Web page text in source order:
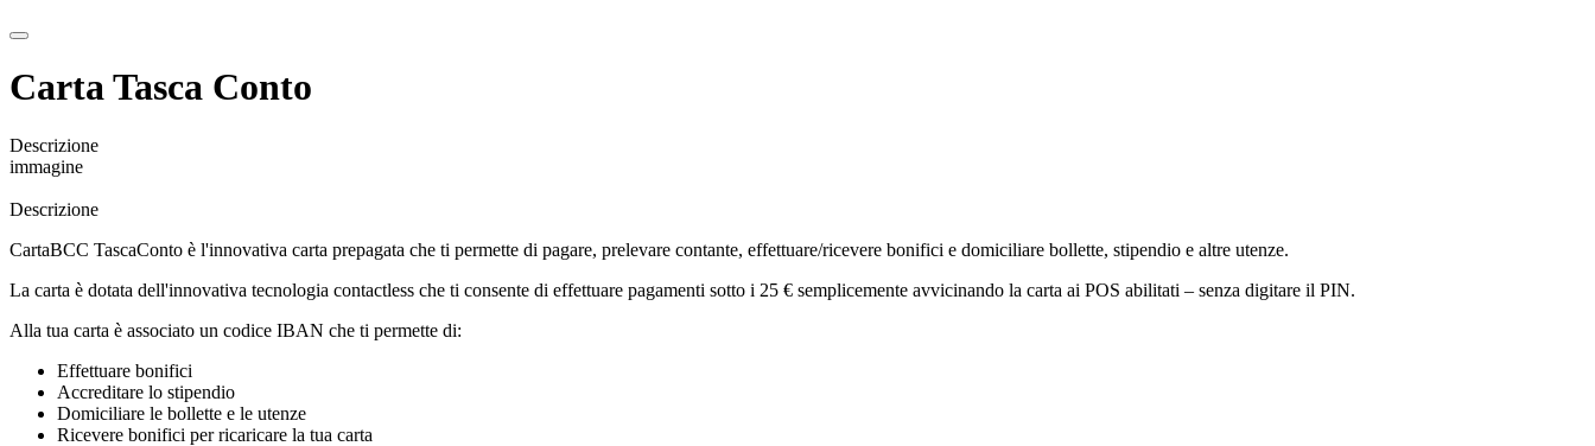
Carta Tasca Conto
Descrizione
immagine
Descrizione
CartaBCC TascaConto è l'innovativa carta prepagata che ti permette di pagare, prelevare contante, effettuare/ricevere bonifici e domiciliare bollette, stipendio e altre utenze.
La carta è dotata dell'innovativa tecnologia contactless che ti consente di effettuare pagamenti sotto i 25 € semplicemente avvicinando la carta ai POS abilitati – senza digitare il PIN.
Alla tua carta è associato un codice IBAN che ti permette di:
Effettuare bonifici
Accreditare lo stipendio
Domiciliare le bollette e le utenze
Ricevere bonifici per ricaricare la tua carta